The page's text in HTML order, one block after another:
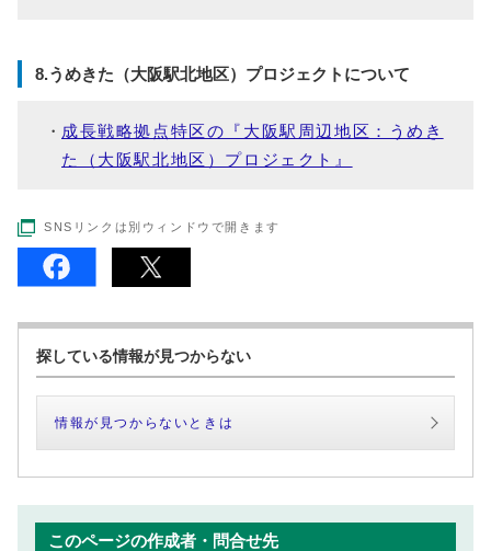
8.うめきた（大阪駅北地区）プロジェクトについて
成長戦略拠点特区の『大阪駅周辺地区：うめき
た（大阪駅北地区）プロジェクト』
SNSリンクは別ウィンドウで開きます
探している情報が見つからない
情報が見つからないときは
このページの作成者・問合せ先